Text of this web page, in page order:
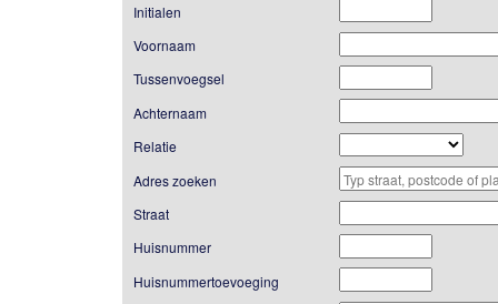
Initialen
Voornaam
Tussenvoegsel
Achternaam
Relatie
Adres zoeken
Straat
Huisnummer
Huisnummertoevoeging